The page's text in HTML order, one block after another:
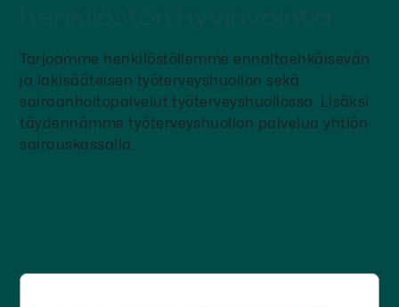
Tarjoamme henkilöstöllemme ennaltaehkäisevän
ja lakisääteisen työterveyshuollon sekä
sairaanhoitopalvelut työterveyshuollossa. Lisäksi
täydennämme työterveyshuollon palvelua yhtiön
sairauskassalla.